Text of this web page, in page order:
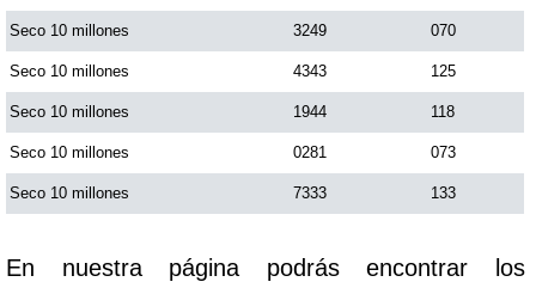
Seco 10 millones 3249 070
Seco 10 millones 4343 125
Seco 10 millones 1944 118
Seco 10 millones 0281 073
Seco 10 millones 7333 133
En nuestra página podrás encontrar los